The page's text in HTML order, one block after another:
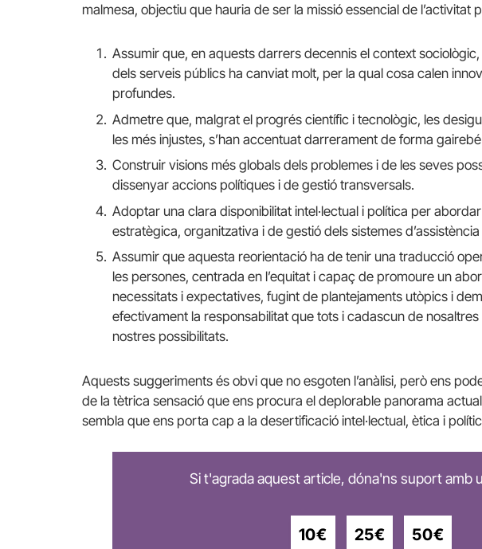
malmesa, objectiu que hauria de ser la missió essencial de l’activitat
Assumir que, en aquests darrers decennis el context
dels serveis públics ha canviat molt, per la qual cosa calen
profundes.
Admetre que, malgrat el progrés científic i tecnològic, les
les més injustes, s’han accentuat darrerament de forma
Construir visions més globals dels problemes i de les seves
dissenyar accions polítiques i de gestió transversals.
Adoptar una clara disponibilitat intel·lectual i política per
estratègica, organitzativa i de gestió dels sistemes
Assumir que aquesta reorientació ha de tenir una traducció
les persones, centrada en l’equitat i capaç de promoure un
necessitats i expectatives, fugint de plantejaments utòpics i
efectivament la responsabilitat que tots i cadascun de
nostres possibilitats.
Aquests suggeriments és obvi que no esgoten l’anàlisi, però ens
de la tètrica sensació que ens procura el deplorable panorama
sembla que ens porta cap a la desertificació intel·lectual, ètica i
Si t'agrada aquest article, dóna'ns suport amb
10€ 25€ 50€